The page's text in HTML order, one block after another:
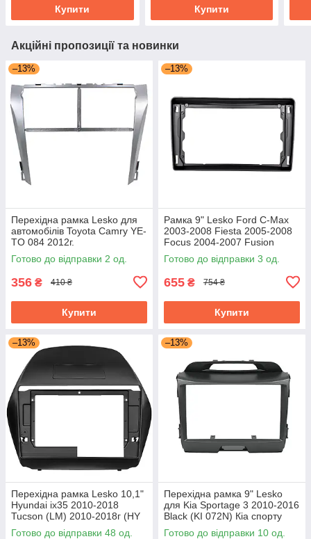
Купити Купити
Акційні пропозиції та новинки
–13%
Перехідна рамка Lesko для
автомобілів Toyota Camry YE-
TO 084 2012г.
Готово до відправки 2 од.
356 ₴ 410 ₴
Купити
–13%
Рамка 9" Lesko Ford C-Max
2003-2008 Fiesta 2005-2008
Focus 2004-2007 Fusion
2005-2011 Galaxy 2006-2008
Готово до відправки 3 од.
655 ₴ 754 ₴
Купити
–13%
Перехідна рамка Lesko 10,1"
Hyundai ix35 2010-2018
Tucson (LM) 2010-2018г (HY
136T) Black
Готово до відправки 48 од.
–13%
Перехідна рамка 9" Lesko
для Kia Sportage 3 2010-2016
Black (KI 072N) Кіа спорту
Готово до відправки 10 од.